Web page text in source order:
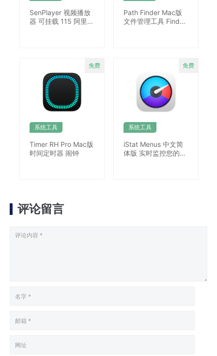
SenPlayer 视频播放
器 可挂载 115 阿里云
Path Finder Mac版
文件管理工具 Finder
系统工具
Timer RH Pro Mac版
时间定时器 闹钟
系统工具
iStat Menus 中文简
体版 实时监控您的
评论留言